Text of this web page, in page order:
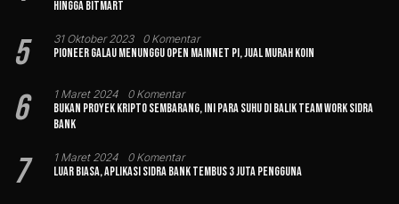
hingga BitMart
5 31 Oktober 2023 0 Komentar
Pioneer Galau Menunggu Open Mainnet Pi, Jual Murah Koin
6 1 Maret 2024 0 Komentar
Bukan Proyek Kripto Sembarang, Ini Para Suhu di Balik Team Work Sidra
Bank
7 1 Maret 2024 0 Komentar
Luar Biasa, Aplikasi Sidra Bank Tembus 3 Juta Pengguna